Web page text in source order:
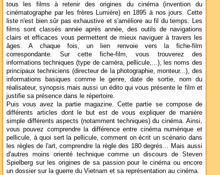
tous les films à retenir des origines du cinéma (invention du
cinématographe par les frères Lumière) en 1895 à nos jours. Cette
liste n'est bien sûr pas exhaustive et s'améliore au fil du temps. Les
films sont classés année après année, des outils de navigations
clairs et efficaces vous permettent de mieux naviguer à travers les
âges. A chaque fois, un lien renvoie vers la fiche-film
correspondante. Sur cette fiche-film, vous trouverez des
informations techniques (type de caméra, pellicule,...), les noms des
principaux techniciens (directeur de la photographie, monteur...), des
informations basiques comme le genre, date de sortie, nom du
réalisateur, synopsis mais aussi un édito qui vous présente le film et
justifie sa présence dans le répertoire.
Puis vous avez la partie magazine. Cette partie se compose de
différents articles dont le but est de vous expliquer de manière
simple différents aspects (notamment techniques) du cinéma. Ainsi,
vous pouvez comprendre la différence entre cinéma numérique et
pellicule, à quoi sert la pellicule, comment on écrit un scénario dans
les règles de l'art, comprendre la règle des 180 degrés... Mais aussi
d'autres moins orienté technique comme un discours de Steven
Spielberg sur les origines de sa passion pour le cinéma ou encore
un dossier sur la guerre du Vietnam et sa représentation au cinéma.